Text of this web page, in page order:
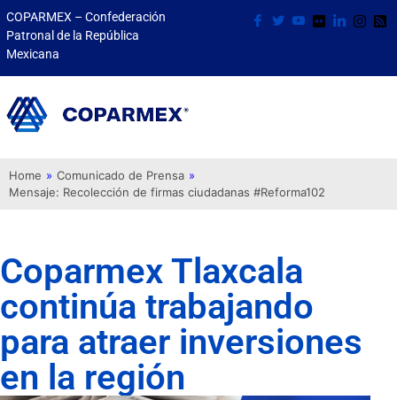
COPARMEX – Confederación
Patronal de la República
Mexicana
Home » Comunicado de Prensa »
Mensaje: Recolección de firmas ciudadanas #Reforma102
Coparmex Tlaxcala
continúa trabajando
para atraer inversiones
en la región